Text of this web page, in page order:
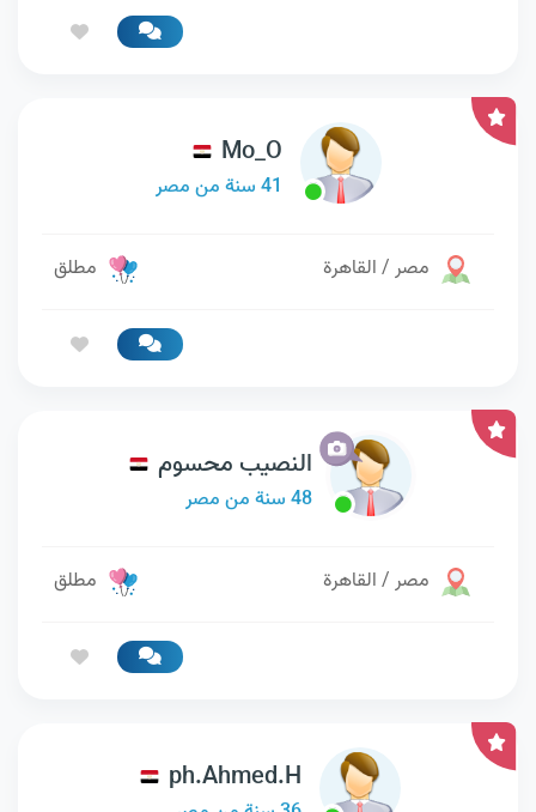
Mo_O
41 سنة من مصر
مصر / القاهرة مطلق
النصيب محسوم
48 سنة من مصر
مصر / القاهرة مطلق
ph.Ahmed.H